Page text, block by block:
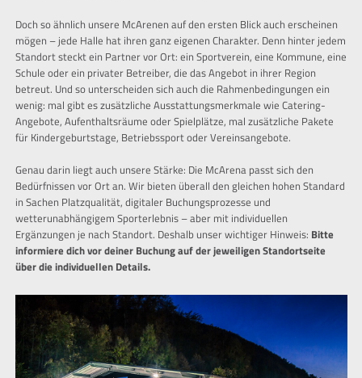
Doch so ähnlich unsere McArenen auf den ersten Blick auch erscheinen
mögen – jede Halle hat ihren ganz eigenen Charakter. Denn hinter jedem
Standort steckt ein Partner vor Ort: ein Sportverein, eine Kommune, eine
Schule oder ein privater Betreiber, die das Angebot in ihrer Region
betreut. Und so unterscheiden sich auch die Rahmenbedingungen ein
wenig: mal gibt es zusätzliche Ausstattungsmerkmale wie Catering-
Angebote, Aufenthaltsräume oder Spielplätze, mal zusätzliche Pakete
für Kindergeburtstage, Betriebssport oder Vereinsangebote.
Genau darin liegt auch unsere Stärke: Die McArena passt sich den
Bedürfnissen vor Ort an. Wir bieten überall den gleichen hohen Standard
in Sachen Platzqualität, digitaler Buchungsprozesse und
wetterunabhängigem Sporterlebnis – aber mit individuellen
Ergänzungen je nach Standort. Deshalb unser wichtiger Hinweis: Bitte
informiere dich vor deiner Buchung auf der jeweiligen Standortseite
über die individuellen Details.